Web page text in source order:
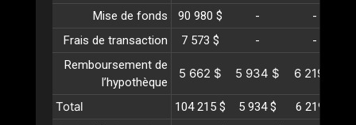
Mise de fonds 90 980 $ -
-
Frais de transaction
7 573 $ -
-
Remboursement de
l’hypothèque
5 662 $ 5 934 $ 6 219 $
Total 104 215 $ 5 934 $ 6 219 $